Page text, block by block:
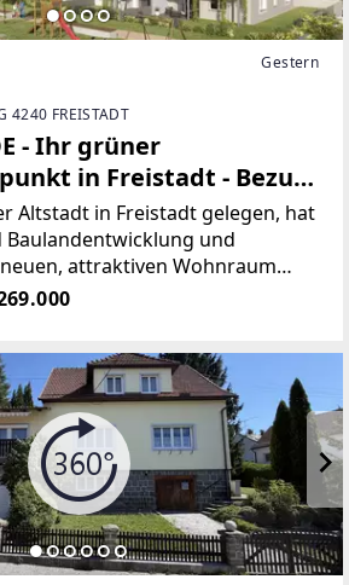
Gestern
4240 FREISTADT
- Ihr grüner
in Freistadt - Bezug
Altstadt in Freistadt gelegen, hat
Baulandentwicklung und
attraktiven Wohnraum
Sommer 2026 an die Bewohner
gibt es viel Licht, Luft und